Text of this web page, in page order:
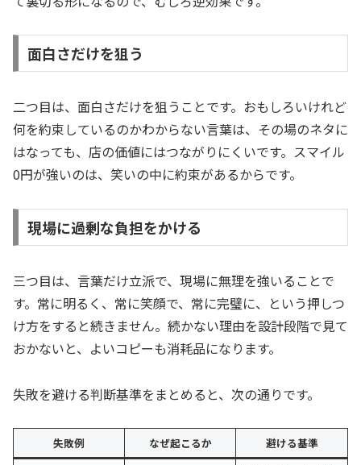
面白さだけを狙う
二つ目は、面白さだけを狙うことです。おもしろいけれど
何を約束しているのかわからない言葉は、その場のネタに
はなっても、店の価値にはつながりにくいです。スマイル
0円が強いのは、笑いの中に約束があるからです。
現場に過剰な負担をかける
三つ目は、言葉だけ立派で、現場に無理を強いることで
す。常に明るく、常に笑顔で、常に完璧に、という押しつ
け方をすると続きません。続かない理由を設計段階で見て
おかないと、よいコピーも消耗品になります。
失敗を避ける判断基準をまとめると、次の通りです。
失敗例 なぜ起こるか 避ける基準